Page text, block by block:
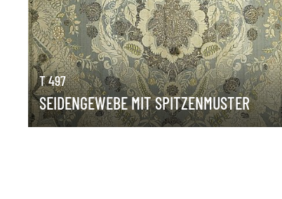
T 497
SEIDENGEWEBE MIT SPITZENMUSTER